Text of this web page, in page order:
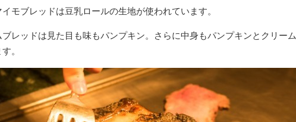
モブレッドは豆乳ロールの生地が使われています。
レッドは見た目も味もパンプキン。さらに中身もパンプキンとクリーム
。